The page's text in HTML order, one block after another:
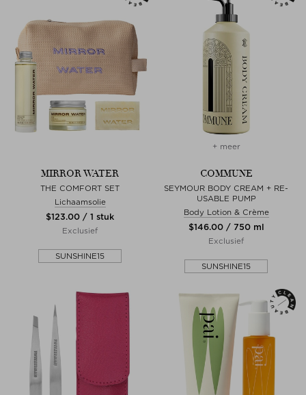
MIRROR WATER
THE COMFORT SET
Lichaamsolie
$‌123.00 / 1 stuk
Exclusief
SUNSHINE15
+ meer
COMMUNE
SEYMOUR BODY CREAM + RE-
USABLE PUMP
Body Lotion & Crème
$‌146.00 / 750 ml
Exclusief
SUNSHINE15